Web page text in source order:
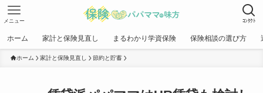
ｺﾝﾀｸﾄ
メニュー
ホーム 家計と保険見直し まるわかり学資保険 保険相談の選び方
ホーム 家計と保険見直し 節約と貯蓄